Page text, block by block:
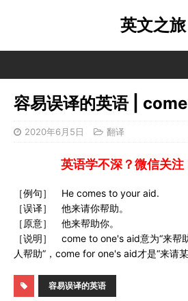
英文之旅
容易误译的英语 |
2020年6月5日 翻译
英语学不深？微信关注
［例句］ He comes to your aid.
［误译］ 他来请你帮助。
［原意］ 他来帮助你。
［说明］ come to one's aid意为“来帮
人帮助”，come for one's aid才是“来请某
容易误译的英语